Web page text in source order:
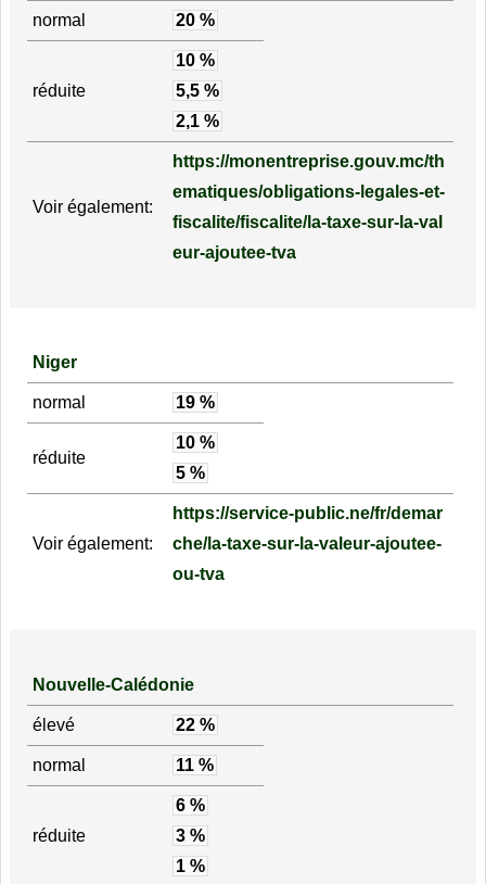
normal 20 %
réduite
10 %
5,5 %
2,1 %
Voir également:
https://monentreprise.gouv.mc/th
ematiques/obligations-legales-et-
fiscalite/fiscalite/la-taxe-sur-la-val
eur-ajoutee-tva
Niger
normal 19 %
réduite
10 %
5 %
Voir également:
https://service-public.ne/fr/demar
che/la-taxe-sur-la-valeur-ajoutee-
ou-tva
Nouvelle-Calédonie
élevé 22 %
normal 11 %
réduite
6 %
3 %
1 %